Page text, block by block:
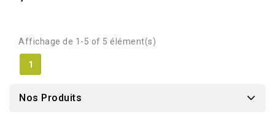
Affichage de 1-5 of 5 élément(s)
1
Nos Produits